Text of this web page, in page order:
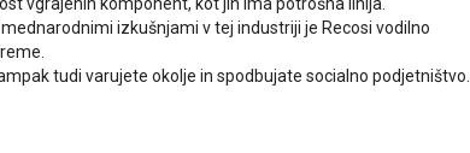
vgrajenih komponent, kot jih ima potrošna linija.
izkušnjami v tej industriji je Recosi vodilno
tudi varujete okolje in spodbujate socialno podjetništvo.